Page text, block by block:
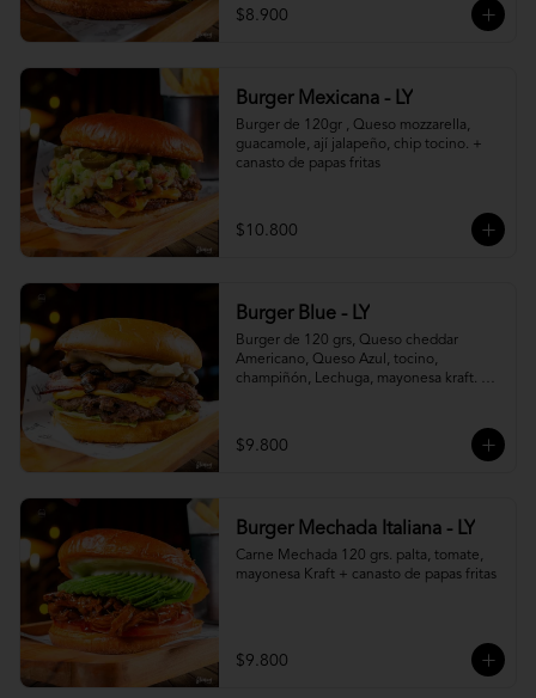
$8.900
Burger Mexicana - LY
Burger de 120gr , Queso mozzarella,
guacamole, ají jalapeño, chip tocino. +
canasto de papas fritas
$10.800
Burger Blue - LY
Burger de 120 grs, Queso cheddar
Americano, Queso Azul, tocino,
champiñón, Lechuga, mayonesa kraft. +
$9.800
Burger Mechada Italiana - LY
Carne Mechada 120 grs. palta, tomate,
mayonesa Kraft + canasto de papas fritas
$9.800